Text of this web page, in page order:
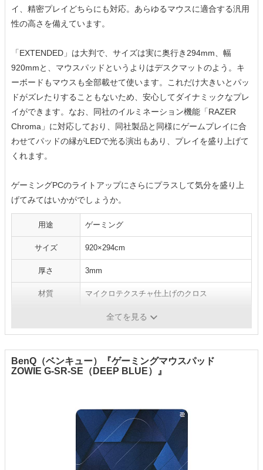
イ、精密プレイどちらにも対応。あらゆるマウスに適合する汎用
性の高さを備えています。
「EXTENDED」は大判で、サイズは実に奥行き294mm、幅
920mmと、マウスパッドというよりはデスクマットのよう。キ
ーボードもマウスも全部載せて使います。これだけ大きいとパッ
ドがズレたりすることもないため、安心してダイナミックなプレ
イができます。なお、同社のイルミネーション機能「RAZER
Chroma」に対応しており、同社製品と同様にゲームプレイに合
わせてパッドの縁がLEDで光る演出もあり、プレイを盛り上げて
くれます。
ゲーミングPCのライトアップにさらにプラスして気分を盛り上
げてみてはいかがでしょうか。
用途 ゲーミング
サイズ 920×294cm
厚さ 3mm
材質 マイクロテクスチャ仕上げのクロス
全てを見る
BenQ（ベンキュー）『ゲーミングマウスパッド
ZOWIE G-SR-SE（DEEP BLUE）』